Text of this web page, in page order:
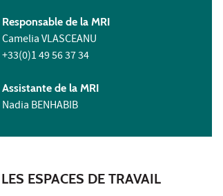
Responsable de la MRI
Camelia VLASCEANU
+33(0)1 49 56 37 34
Assistante de la MRI
Nadia BENHABIB
LES ESPACES DE TRAVAIL